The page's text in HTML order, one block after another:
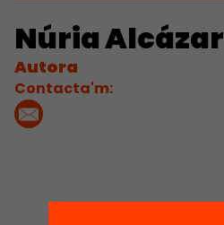
Núria Alcázar
Autora
Contacta'm: